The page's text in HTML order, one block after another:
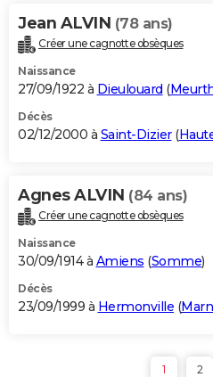
Jean ALVIN (78 ans)
Créer une cagnotte obsèques
Naissance
27/09/1922 à Dieulouard (
Décès
02/12/2000 à Saint-Dizier(
Agnes ALVIN (84 ans)
Créer une cagnotte obsèques
Naissance
30/09/1914 à Amiens (Somme)
Décès
23/09/1999 à Hermonville (
1 2